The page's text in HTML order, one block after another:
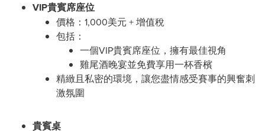
VIP貴賓席座位
價格：1,000美元 + 增值稅
包括：
一個VIP貴賓席座位，擁有最佳視角
雞尾酒晚宴並免費享用一杯香檳
精緻且私密的環境，讓您盡情感受賽事的興奮刺
激氛圍
貴賓桌